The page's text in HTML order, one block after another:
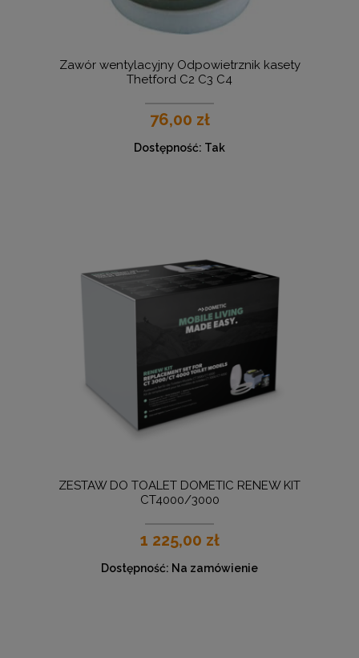
Zawór wentylacyjny Odpowietrznik kasety
Thetford C2 C3 C4
76,00 zł
Dostępność: Tak
ZESTAW DO TOALET DOMETIC RENEW KIT
CT4000/3000
1 225,00 zł
Dostępność: Na zamówienie